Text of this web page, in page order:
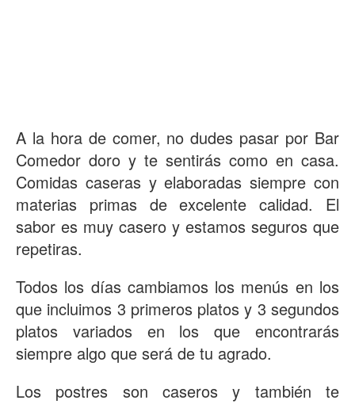
A la hora de comer, no dudes pasar por Bar
Comedor doro y te sentirás como en casa.
Comidas caseras y elaboradas siempre con
materias primas de excelente calidad. El
sabor es muy casero y estamos seguros que
repetiras.
Todos los días cambiamos los menús en los
que incluimos 3 primeros platos y 3 segundos
platos variados en los que encontrarás
siempre algo que será de tu agrado.
Los postres son caseros y también te